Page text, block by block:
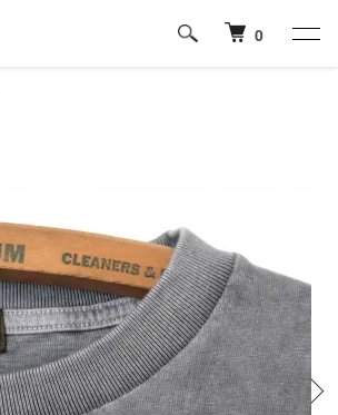
0